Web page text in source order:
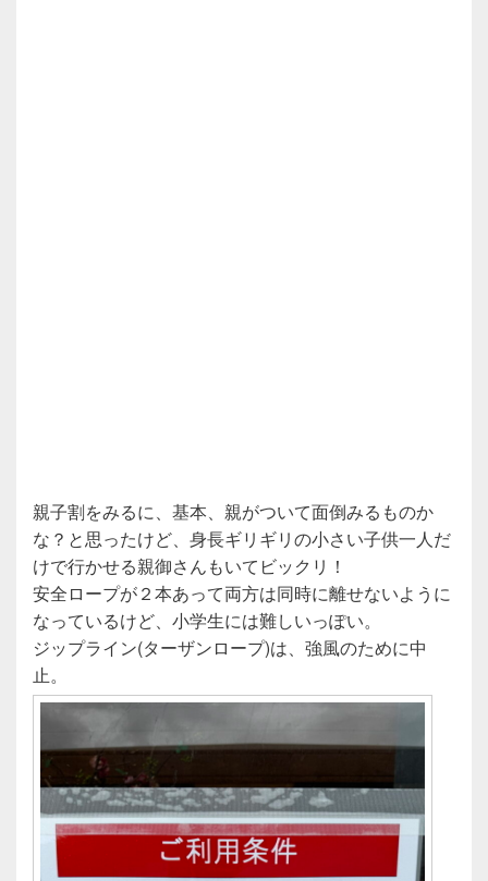
親子割をみるに、基本、親がついて面倒みるものか
な？と思ったけど、身長ギリギリの小さい子供一人だ
けで行かせる親御さんもいてビックリ！
安全ロープが２本あって両方は同時に離せないように
なっているけど、小学生には難しいっぽい。
ジップライン(ターザンロープ)は、強風のために中
止。